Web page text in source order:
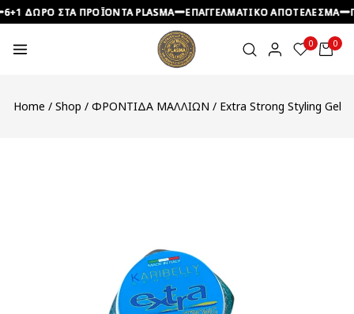
ΔΩΡΟ ΣΤΑ ΠΡΟΪΟΝΤΑ PLASMA ΕΠΑΓΓΕΛΜΑΤΙΚΟ ΑΠΟΤΕΛΕΣΜΑ
ΔΩΡΟ ΣΤΑ ΠΡΟΪΟΝΤΑ PLASMA ΕΠΑΓΓΕΛΜΑΤΙΚΟ ΑΠΟΤΕΛΕΣΜΑ
ΔΩΡΟ ΣΤΑ ΠΡΟΪΟΝΤΑ PLASMA ΕΠΑΓΓΕΛΜΑΤΙΚΟ ΑΠΟΤΕΛΕΣΜΑ
0 0
Home / Shop / ΦΡΟΝΤΙΔΑ ΜΑΛΛΙΩΝ / Extra Strong Styling Gel